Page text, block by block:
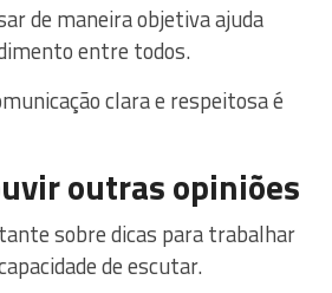
de maneira objetiva ajuda
entre todos.
clara e respeitosa é
outras opiniões
sobre dicas para trabalhar
de escutar.